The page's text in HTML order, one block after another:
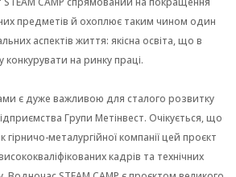
предметів й охоплює таким чином один
аспектів життя: якісна освіта, що в
на ринку праці.
є дуже важливою для сталого розвитку
Групи Метінвест. Очікується, що
гірничо-металургійної компанії цей проєкт
кадрів та технічних